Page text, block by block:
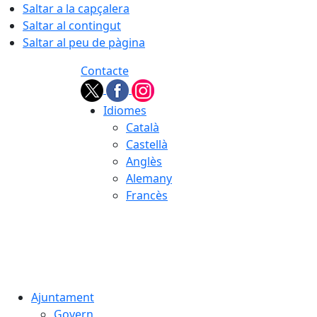
Saltar a la capçalera
Saltar al contingut
Saltar al peu de pàgina
Contacte
Idiomes
Català
Castellà
Anglès
Alemany
Francès
Ajuntament